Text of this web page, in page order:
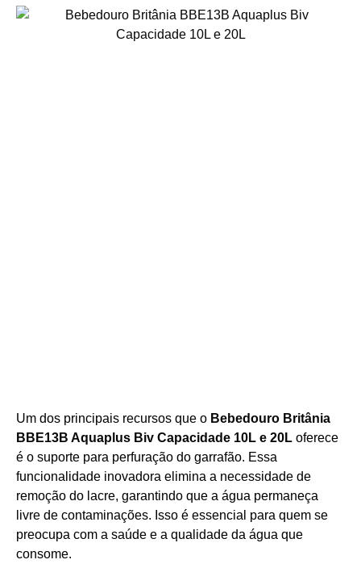
Um dos principais recursos que o Bebedouro Britânia
BBE13B Aquaplus Biv Capacidade 10L e 20L oferece
é o suporte para perfuração do garrafão. Essa
funcionalidade inovadora elimina a necessidade de
remoção do lacre, garantindo que a água permaneça
livre de contaminações. Isso é essencial para quem se
preocupa com a saúde e a qualidade da água que
consome.